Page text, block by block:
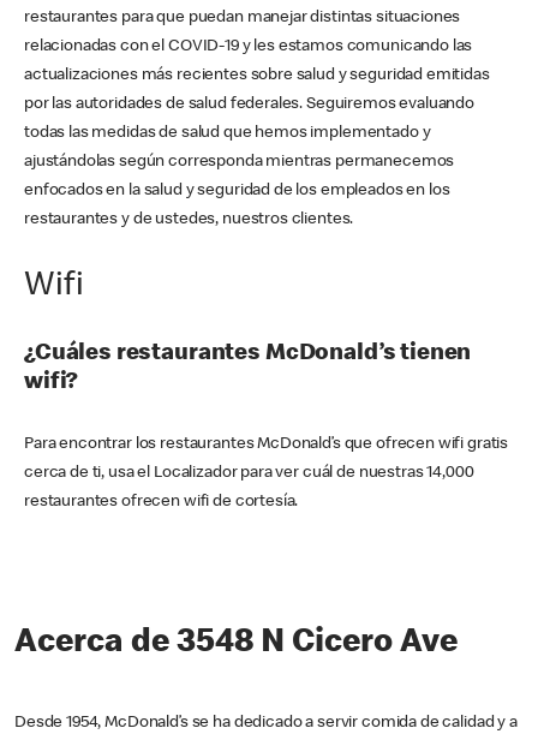
restaurantes para que puedan manejar distintas situaciones
relacionadas con el COVID-19 y les estamos comunicando las
actualizaciones más recientes sobre salud y seguridad emitidas
por las autoridades de salud federales. Seguiremos evaluando
todas las medidas de salud que hemos implementado y
ajustándolas según corresponda mientras permanecemos
enfocados en la salud y seguridad de los empleados en los
restaurantes y de ustedes, nuestros clientes.
Wifi
¿Cuáles restaurantes McDonald’s tienen
wifi?
Para encontrar los restaurantes McDonald’s que ofrecen wifi gratis
cerca de ti, usa el Localizador para ver cuál de nuestras 14,000
restaurantes ofrecen wifi de cortesía.
Acerca de 3548 N Cicero Ave
Desde 1954, McDonald’s se ha dedicado a servir comida de calidad y a